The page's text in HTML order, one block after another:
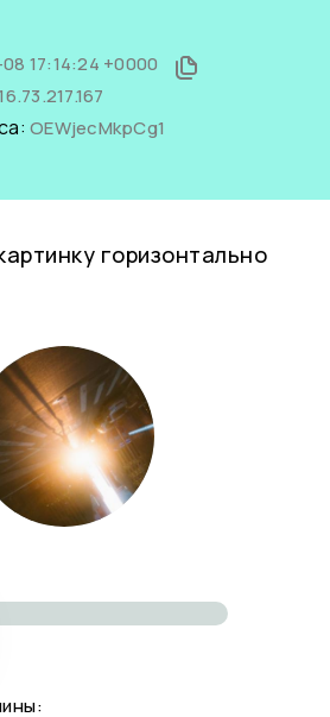
17:14:24 +0000
OEWjecMkpCg1
горизонтально